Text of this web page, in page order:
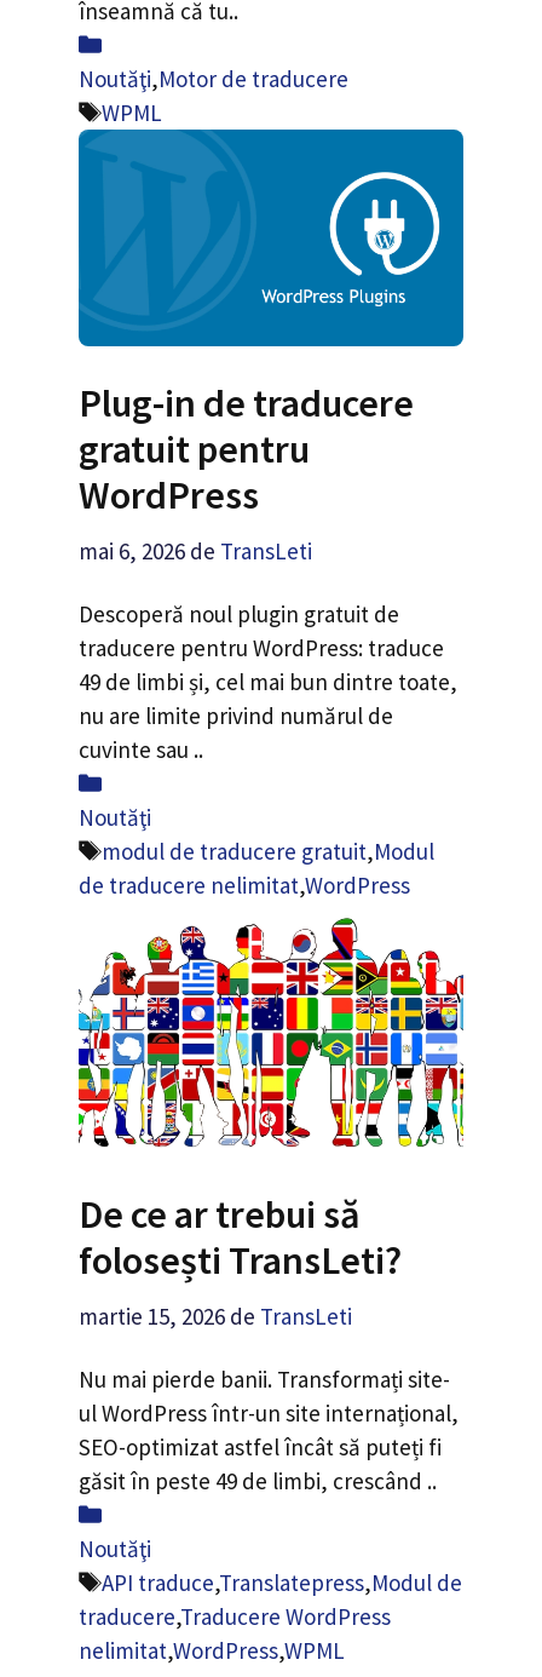
înseamnă că tu..
Categorii
Noutăţi,Motor de traducere
Etichete
WPML
Plug-in de traducere
gratuit pentru
WordPress
mai 6, 2026 de TransLeti
Descoperă noul plugin gratuit de
traducere pentru WordPress: traduce
49 de limbi și, cel mai bun dintre toate,
nu are limite privind numărul de
cuvinte sau ..
Categorii
Noutăţi
Etichete
modul de traducere gratuit,Modul
de traducere nelimitat,WordPress
De ce ar trebui să
folosești TransLeti?
martie 15, 2026 de TransLeti
Nu mai pierde banii. Transformați site-
ul WordPress într-un site internațional,
SEO-optimizat astfel încât să puteți fi
găsit în peste 49 de limbi, crescând ..
Categorii
Noutăţi
Etichete
API traduce,Translatepress,Modul de
traducere,Traducere WordPress
nelimitat,WordPress,WPML